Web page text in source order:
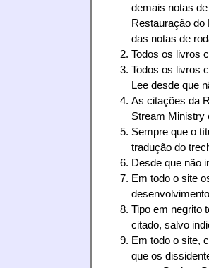
demais notas
Restauração do
das notas de
Todos os livros
Todos os livros
Lee desde que
As citações da
Stream Ministry
Sempre que o
tradução do
Desde que não
Em todo o site
Tipo em negrito
citado, salvo
Em todo o site,
que os